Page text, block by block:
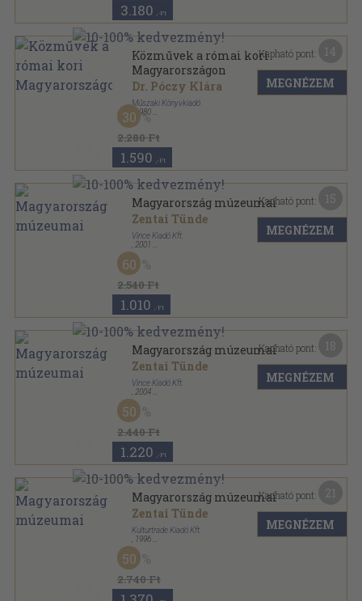
3.180 ,-Ft
Közművek a római kori
Magyarországon
Dr. Póczy Klára
Műszaki Könyvkiadó
, 1980
Fűzött keménykötés
2.280 Ft
30
1.590 ,-Ft
Kapható pont:
MEGNÉZEM
Magyarország múzeumai
Zentai Tünde
Vince Kiadó Kft.
2001
Fűzött kemény papírkötés
2.540 Ft
60
1.010 ,-Ft
Kapható pont:
MEGNÉZEM
Magyarország múzeumai
Zentai Tünde
Vince Kiadó Kft.
2004
Fűzött papírkötés
2.440 Ft
50
1.220 ,-Ft
Kapható pont:
MEGNÉZEM
Magyarország múzeumai
Zentai Tünde
Kulturtrade Kiadó Kft.
1996
Fűzött kemény papírkötés
2.740 Ft
50
Kapható pont:
MEGNÉZEM